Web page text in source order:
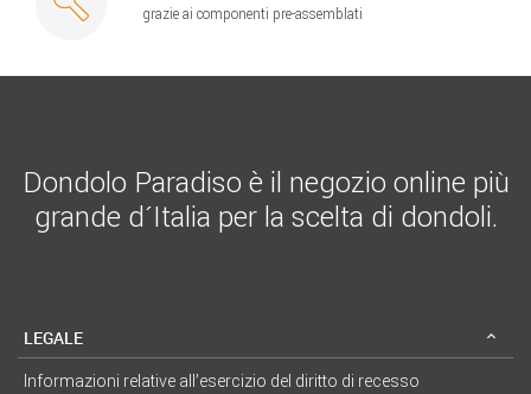
grazie ai componenti pre-assemblati
Dondolo Paradiso è il negozio online più
grande d´Italia per la scelta di dondoli.
LEGALE
Informazioni relative all’esercizio del diritto di recesso